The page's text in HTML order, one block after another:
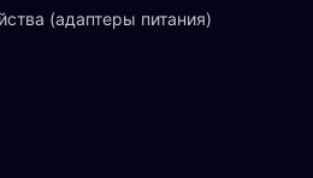
(адаптеры питания)